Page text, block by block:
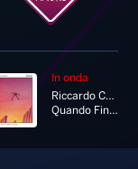
In onda
Riccardo Cocciante
Quando Finisce Un Amore